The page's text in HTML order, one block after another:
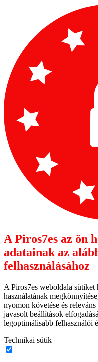
A Piros7es az ön
adatainak az
felhasználásához
A Piros7es weboldala sütiket
használatának
nyomon követése és
javasolt beállítások
legoptimálisabb felhasználói
Technikai sütik